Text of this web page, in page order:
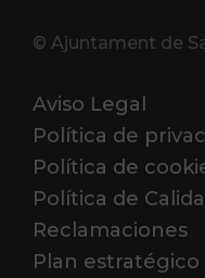
© Ajuntament de
Aviso Legal
Política de
Política de
Política de
Reclamaciones
Plan